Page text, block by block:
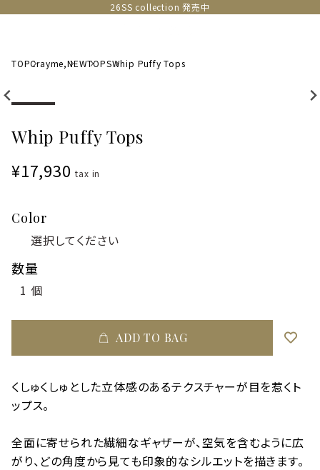
26SS collection 発売中
TOPCrayme,NEWTOPSWhip Puffy Tops
Whip Puffy Tops
¥17,930tax in
Color
数量
ADD TO BAG
くしゅくしゅとした立体感のあるテクスチャーが目を惹くト
ップス。
全面に寄せられた繊細なギャザーが、空気を含むように広
がり、どの角度から見ても印象的なシルエットを描きます。